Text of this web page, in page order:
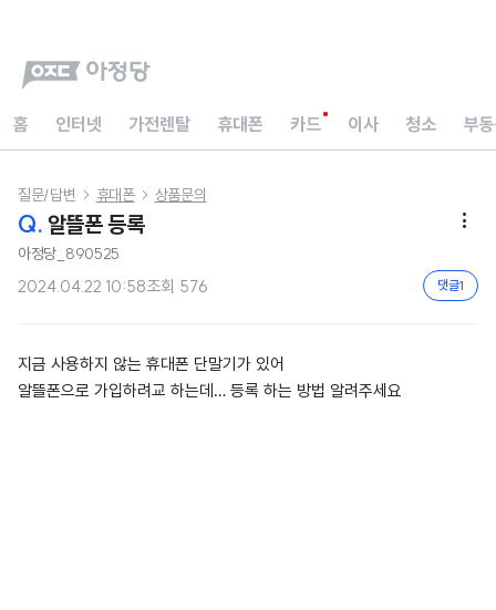
홈 인터넷 가전렌탈 휴대폰 카드 이사 청소 부
질문/답변  휴대폰  상품문의
Q. 알뜰폰 등록 
아정당_890525
2024.04.22 10:58조회 576 댓글1
지금 사용하지 않는 휴대폰 단말기가 있어
알뜰폰으로 가입하려교 하는데… 등록 하는 방법 알려주세요